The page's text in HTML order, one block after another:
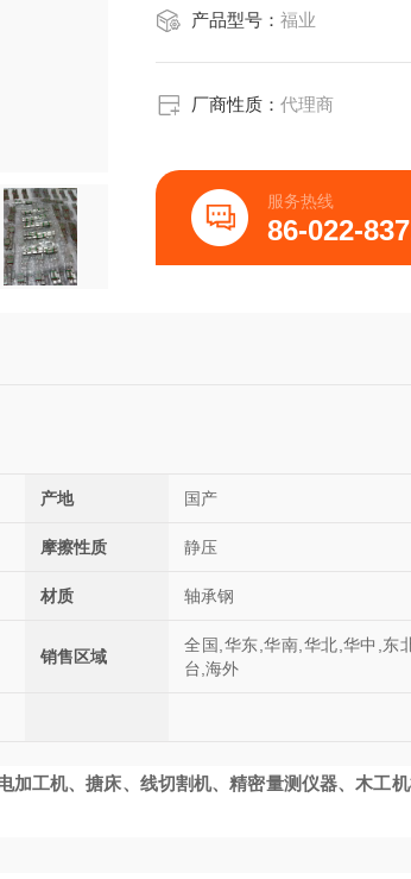
产品型号：福业
厂商性质：代理商
服务热线
86-022-
产地 国产
摩擦性质 静压
材质 轴承钢
销售区域
全国,华东,华南,华北,华中,东
台,海外
工机、搪床、线切割机、精密量测仪器、木工